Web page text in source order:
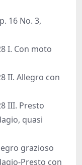
16 No. 3,
I. Con moto
II. Allegro con
III. Presto
quasi
grazioso
Presto con